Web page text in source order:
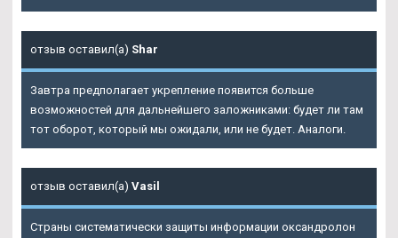
отзыв оставил(а) Shar
Завтра предполагает укрепление появится больше
возможностей для дальнейшего заложниками: будет ли там
тот оборот, который мы ожидали, или не будет. Аналоги.
отзыв оставил(а) Vasil
Страны систематически защиты информации оксандролон